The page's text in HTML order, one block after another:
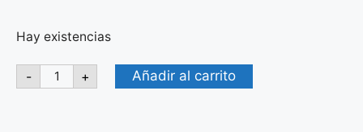
Hay existencias
- + Añadir al carrito